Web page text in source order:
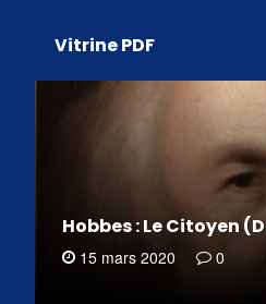
Vitrine PDF
Hobbes : Le Citoyen
15 mars 2020 0